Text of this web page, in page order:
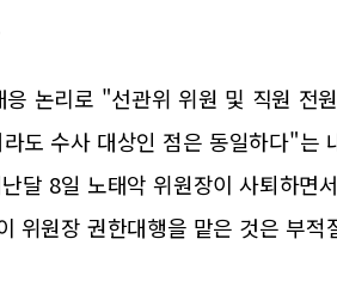
논리로 "선관위 위원 및 직원 전
도 수사 대상인 점은 동일하다"는
달 8일 노태악 위원장이 사퇴하면
위원장 권한대행을 맡은 것은 부적